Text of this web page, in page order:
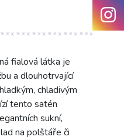
fialová látka je
a dlouhotrvající
chladivým
tento satén
sukní,
na polštáře či